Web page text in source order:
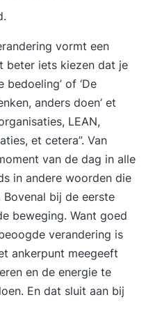
vormt een
beter iets kiezen dat je
of ‘De
anders doen’ et
LEAN,
et cetera”. Van
van de dag in alle
in andere woorden die
bij de eerste
beweging. Want goed
verandering is
ankerpunt meegeeft
en de energie te
En dat sluit aan bij